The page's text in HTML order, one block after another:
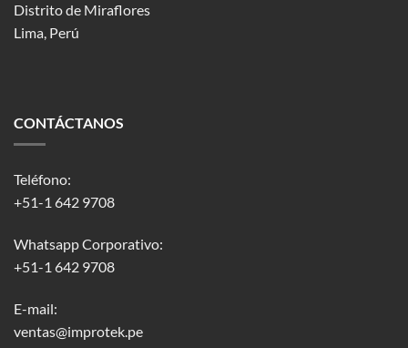
Distrito de Miraflores
Lima, Perú
CONTÁCTANOS
Teléfono:
+51-1 642 9708
Whatsapp Corporativo:
+51-1 642 9708
E-mail:
ventas@improtek.pe